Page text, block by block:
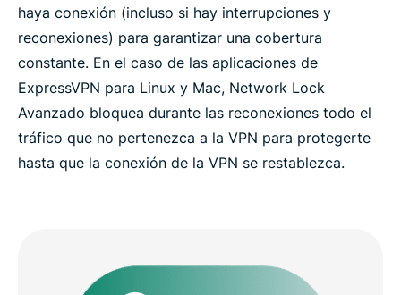
haya conexión (incluso si hay interrupciones y
reconexiones) para garantizar una cobertura
constante. En el caso de las aplicaciones de
ExpressVPN para Linux y Mac, Network Lock
Avanzado bloquea durante las reconexiones todo el
tráfico que no pertenezca a la VPN para protegerte
hasta que la conexión de la VPN se restablezca.